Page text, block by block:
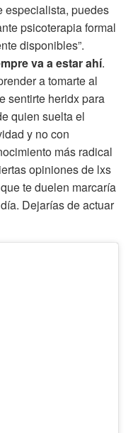
especialista, puedes
psicoterapia formal
disponibles”.
va a estar ahí.
a tomarte al
sentirte heridx para
quien suelta el
y no con
más radical
opiniones de lxs
te duelen marcaría
Dejarías de actuar